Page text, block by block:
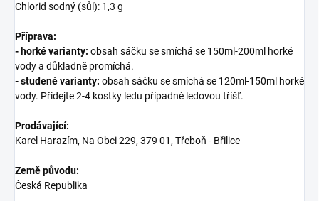
Chlorid sodný (sůl): 1,3 g
Příprava:
- horké varianty: obsah sáčku se smíchá se 150ml-200ml horké
vody a důkladně promíchá.
- studené varianty: obsah sáčku se smíchá se 120ml-150ml horké
vody. Přidejte 2-4 kostky ledu případně ledovou tříšť.
Prodávající:
Karel Harazím, Na Obci 229, 379 01, Třeboň - Břilice
Země původu:
Česká Republika